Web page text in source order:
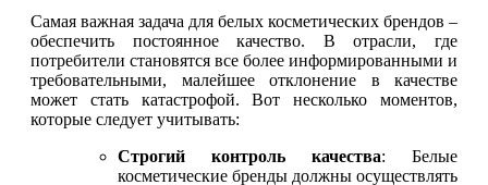
Самая важная задача для белых косметических брендов –
обеспечить постоянное качество. В отрасли, где
потребители становятся все более информированными и
требовательными, малейшее отклонение в качестве
может стать катастрофой. Вот несколько моментов,
которые следует учитывать:
Строгий контроль качества: Белые
косметические бренды должны осуществлять